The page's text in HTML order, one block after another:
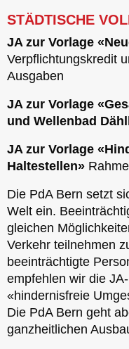
STÄDTISCHE
JA zur Vorlage
Verpflichtungskredit
Ausgaben
JA zur Vorlage
und Wellenbad
JA zur Vorlage
Haltestellen»
Die PdA Bern setzt
Welt ein.
gleichen
Verkehr teilnehmen
beeinträchtigte
empfehlen wir die
«hindernisfreie
Die PdA Bern geht
ganzheitlichen